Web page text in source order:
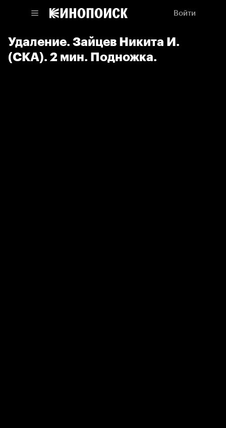
Войти
Удаление. Зайцев Никита И.
(СКА). 2 мин. Подножка.